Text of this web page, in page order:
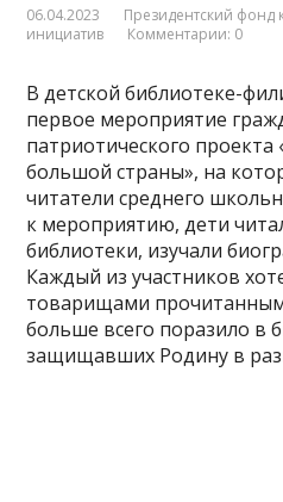
06.04.2023
Президентский фонд
инициатив
Комментарии: 0
В детской библиотеке-
первое мероприятие
патриотического
большой страны», на
читатели среднего
к мероприятию, дети
библиотеки, изучали
Каждый из участников
товарищами
больше всего поразило в
защищавших Родину в